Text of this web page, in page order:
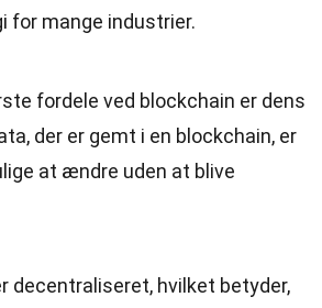
for mange industrier.
fordele ved blockchain er dens
der er gemt i en blockchain, er
at ændre uden at blive
decentraliseret, hvilket betyder,